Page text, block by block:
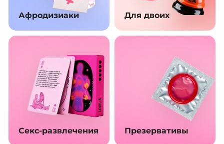
Афродизиаки Для двоих
Секс-развлечения Презервативы